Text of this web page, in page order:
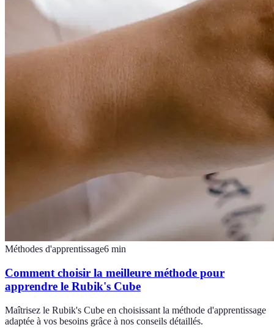
Méthodes d'apprentissage6 min
Comment choisir la meilleure méthode pour
apprendre le Rubik's Cube
Maîtrisez le Rubik's Cube en choisissant la méthode d'apprentissage
adaptée à vos besoins grâce à nos conseils détaillés.